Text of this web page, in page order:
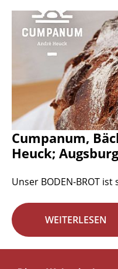
Cumpanum,
Heuck; Augsburg
Unser BODEN-BROT
WEITERLESEN